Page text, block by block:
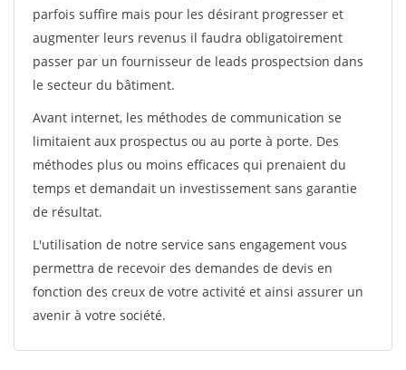
parfois suffire mais pour les désirant progresser et
augmenter leurs revenus il faudra obligatoirement
passer par un fournisseur de leads prospectsion dans
le secteur du bâtiment.
Avant internet, les méthodes de communication se
limitaient aux prospectus ou au porte à porte. Des
méthodes plus ou moins efficaces qui prenaient du
temps et demandait un investissement sans garantie
de résultat.
L'utilisation de notre service sans engagement vous
permettra de recevoir des demandes de devis en
fonction des creux de votre activité et ainsi assurer un
avenir à votre société.